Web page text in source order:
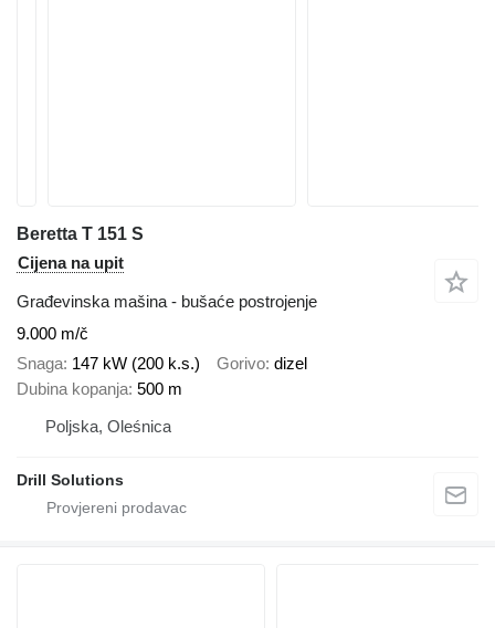
Beretta T 151 S
Cijena na upit
Građevinska mašina - bušaće postrojenje
9.000 m/č
Snaga 147 kW (200 k.s.) Gorivo dizel
Dubina kopanja 500 m
Poljska, Oleśnica
Drill Solutions